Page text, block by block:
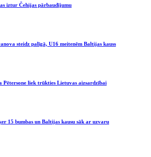
iztur Čehijas pārbaudījumu
steidz palīgā, U16 meitenēm Baltijas kauss
liek trūkties Lietuvas aizsardzībai
15 bumbas un Baltijas kausu sāk ar uzvaru